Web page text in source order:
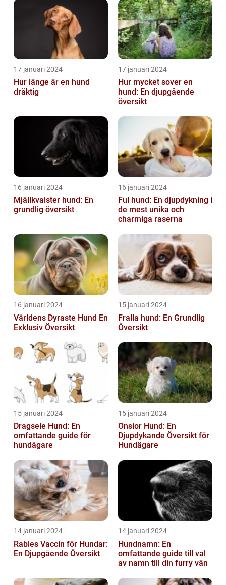
17 januari 2024
Hur länge är en hund
dräktig
17 januari 2024
Hur mycket sover en
hund: En djupgående
översikt
16 januari 2024
Mjällkvalster hund: En
grundlig översikt
16 januari 2024
Ful hund: En djupdykning i
de mest unika och
charmiga raserna
16 januari 2024
Världens Dyraste Hund En
Exklusiv Översikt
15 januari 2024
Fralla hund: En Grundlig
Översikt
15 januari 2024
Dragsele Hund: En
omfattande guide för
hundägare
15 januari 2024
Onsior Hund: En
Djupdykande Översikt för
Hundägare
14 januari 2024
Rabies Vaccin för Hundar:
En Djupgående Översikt
14 januari 2024
Hundnamn: En
omfattande guide till val
av namn till din furry vän